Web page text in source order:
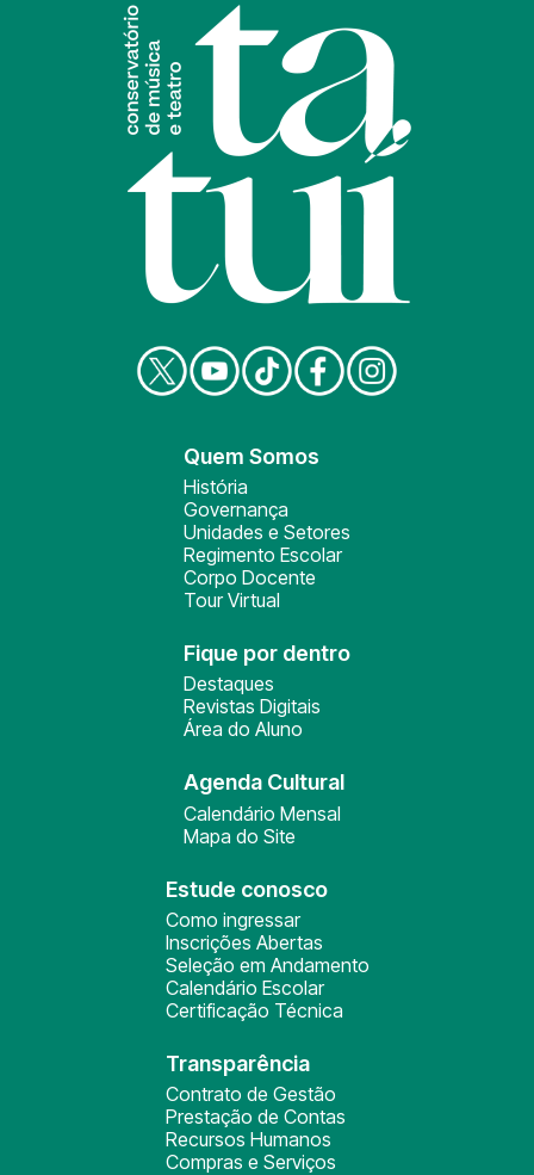
Quem Somos
História
Governança
Unidades e Setores
Regimento Escolar
Corpo Docente
Tour Virtual
Fique por dentro
Destaques
Revistas Digitais
Área do Aluno
Agenda Cultural
Calendário Mensal
Mapa do Site
Estude conosco
Como ingressar
Inscrições Abertas
Seleção em Andamento
Calendário Escolar
Certificação Técnica
Transparência
Contrato de Gestão
Prestação de Contas
Recursos Humanos
Compras e Serviços